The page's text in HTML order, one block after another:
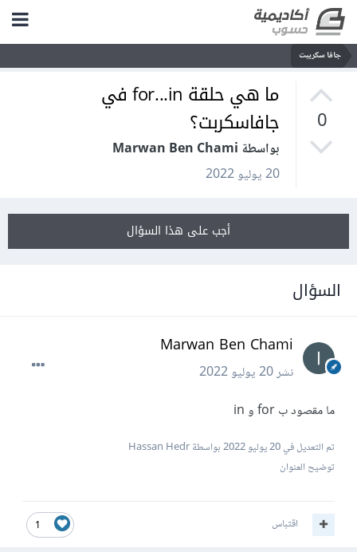
جافا سكريبت
0
ما هي حلقة for...in في
جافاسكربت؟
بواسطة Marwan Ben Chami
20 يوليو 2022
أجب على هذا السؤال
السؤال
Marwan Ben Chami
نشر20 يوليو 2022
ما مقصود ب for و in
تم التعديل في20 يوليو 2022
بواسطة Hassan Hedr
توضيح العنوان
1 اقتباس